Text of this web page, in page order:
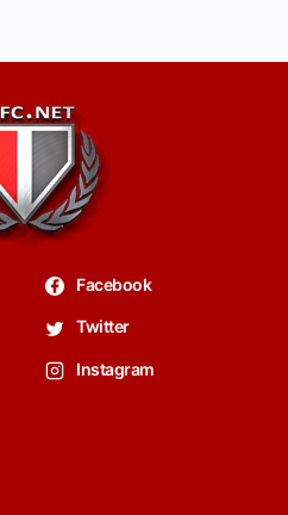
Facebook
Twitter
Instagram